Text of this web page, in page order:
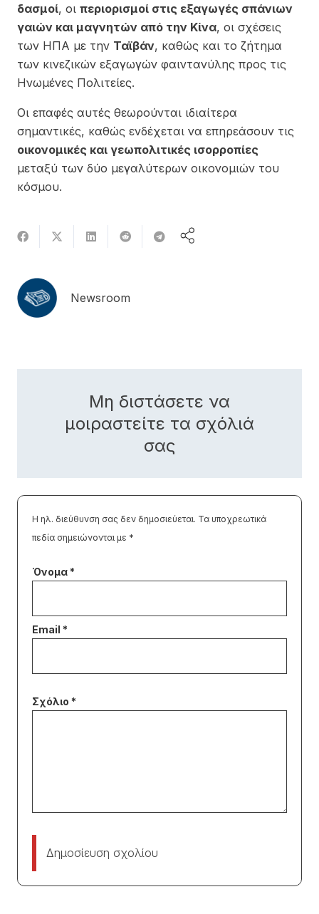
δασμοί, οι περιορισμοί στις εξαγωγές σπάνιων
γαιών και μαγνητών από την Κίνα, οι σχέσεις
των ΗΠΑ με την Ταϊβάν, καθώς και το ζήτημα
των κινεζικών εξαγωγών φαιντανύλης προς τις
Ηνωμένες Πολιτείες.
Οι επαφές αυτές θεωρούνται ιδιαίτερα
σημαντικές, καθώς ενδέχεται να επηρεάσουν τις
οικονομικές και γεωπολιτικές ισορροπίες
μεταξύ των δύο μεγαλύτερων οικονομιών του
κόσμου.
Newsroom
Μη διστάσετε να
μοιραστείτε τα σχόλιά
σας
Η ηλ. διεύθυνση σας δεν δημοσιεύεται. Τα υποχρεωτικά
πεδία σημειώνονται με *
Δημοσίευση σχολίου